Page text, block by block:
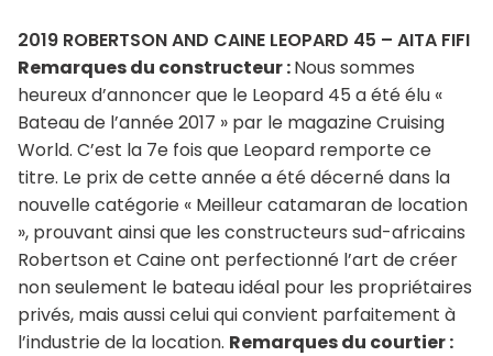
2019 ROBERTSON AND CAINE LEOPARD 45 – AITA FIFI
Remarques du constructeur :Nous sommes
heureux d’annoncer que le Leopard 45 a été élu «
Bateau de l’année 2017 » par le magazine Cruising
World. C’est la 7e fois que Leopard remporte ce
titre. Le prix de cette année a été décerné dans la
nouvelle catégorie « Meilleur catamaran de location
», prouvant ainsi que les constructeurs sud-africains
Robertson et Caine ont perfectionné l’art de créer
non seulement le bateau idéal pour les propriétaires
privés, mais aussi celui qui convient parfaitement à
l’industrie de la location. Remarques du courtier :